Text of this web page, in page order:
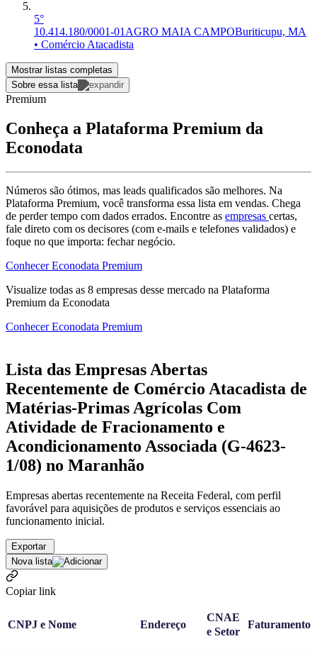
5°
10.414.180/0001-01 AGRO MAIA CAMPOBuriticupu, MA
• Comércio Atacadista
Mostrar listas completas
Sobre essa lista
Premium
Conheça a Plataforma Premium da
Econodata
Números são ótimos, mas leads qualificados são melhores. Na
Plataforma Premium, você transforma essa lista em vendas. Chega
de perder tempo com dados errados. Encontre as empresas certas,
fale direto com os decisores (com e-mails e telefones validados) e
foque no que importa: fechar negócio.
Conhecer Econodata Premium
Visualize todas as 8 empresas desse mercado na Plataforma
Premium da Econodata
Conhecer Econodata Premium
Lista das Empresas Abertas
Recentemente de Comércio Atacadista de
Matérias-Primas Agrícolas Com
Atividade de Fracionamento e
Acondicionamento Associada (G-4623-
1/08) no Maranhão
Empresas abertas recentemente na Receita Federal, com perfil
favorável para aquisições de produtos e serviços essenciais ao
funcionamento inicial.
Exportar
Nova lista
Copiar link
CNPJ e Nome Endereço
CNAE
e Setor
Faturamento